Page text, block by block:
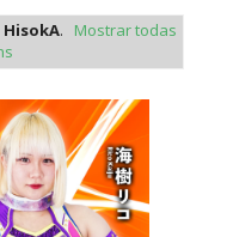
Brookside para
HisokA.
Mostrar todas